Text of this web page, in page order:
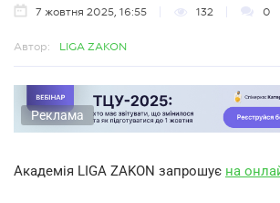
7 жовтня 2025, 16:55 132 0
Автор: LIGA ZAKON
Реклама
Академія LIGA ZAKON запрошує на